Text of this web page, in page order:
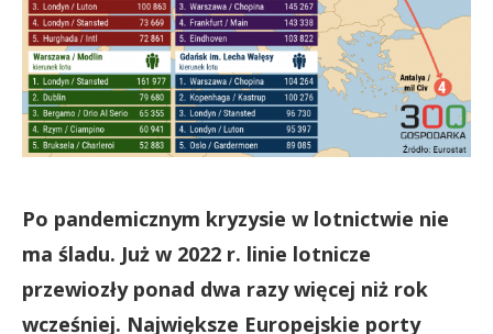
Po pandemicznym kryzysie w lotnictwie nie
ma śladu. Już w 2022 r. linie lotnicze
przewiozły ponad dwa razy więcej niż rok
wcześniej. Największe Europejskie porty